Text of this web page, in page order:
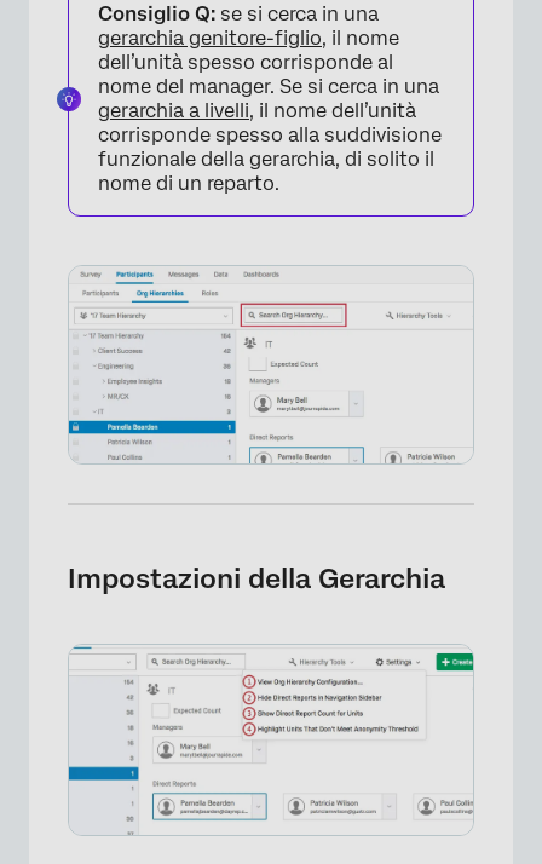
Consiglio Q: se si cerca in una
gerarchia genitore-figlio, il nome
dell’unità spesso corrisponde al
nome del manager. Se si cerca in una
gerarchia a livelli, il nome dell’unità
corrisponde spesso alla suddivisione
funzionale della gerarchia, di solito il
nome di un reparto.
Impostazioni della Gerarchia